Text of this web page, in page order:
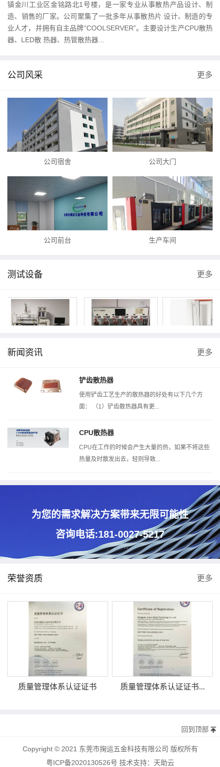
镇金川工业区金铭路北1号楼，是一家专业从事散热产品设计、制
造、销售的厂家。公司聚集了一批多年从事散热片 设计、制造的专
业人才，并拥有自主品牌“COOLSERVER”。主要设计生产CPU散热
器、LED散 热器、热管散热器...
公司风采 更多
公司宿舍 公司大门
公司前台 生产车间
测试设备 更多
新闻资讯 更多
铲齿散热器
使用铲齿工艺生产的散热器的好处有以下几个方
面： （1）铲齿散热器具有更...
CPU散热器
CPU在工作的时候会产生大量的热，如果不将这些
热量及时散发出去，轻则导致...
为您的需求解决方案带来无限可能性
咨询电话:181-0027-5217
荣誉资质 更多
质量管理体系认证证书 质量管理体系认证证书...
回到顶部
Copyright © 2021 东莞市掬运五金科技有限公司 版权所有
粤ICP备2020130526号 技术支持： 天助云